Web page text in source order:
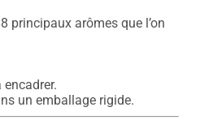
principaux arômes que l’on
un emballage rigide.